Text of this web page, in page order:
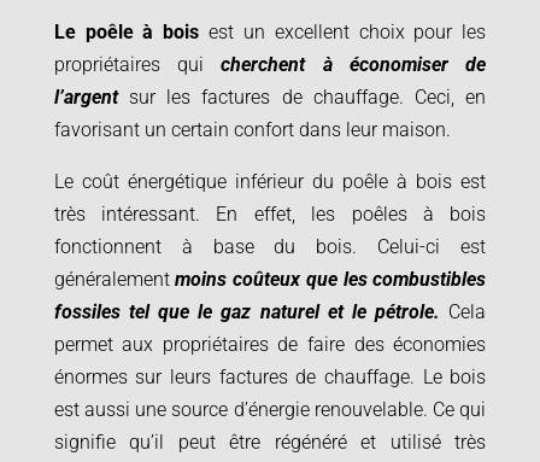
Le poêle à bois est un excellent choix pour les
propriétaires quicherchent à économiser de
l’argentsur les factures de chauffage. Ceci, en
favorisant un certain confort dans leur maison.
Le coût énergétique inférieur du poêle à bois est
très intéressant. En effet, les poêles à bois
fonctionnent à base du bois. Celui-ci est
généralementmoins coûteux que les combustibles
fossiles tel que le gaz naturel et le pétrole. Cela
permet aux propriétaires de faire des économies
énormes sur leurs factures de chauffage. Le bois
est aussi une source d’énergie renouvelable. Ce qui
signifie qu’il peut être régénéré et utilisé très